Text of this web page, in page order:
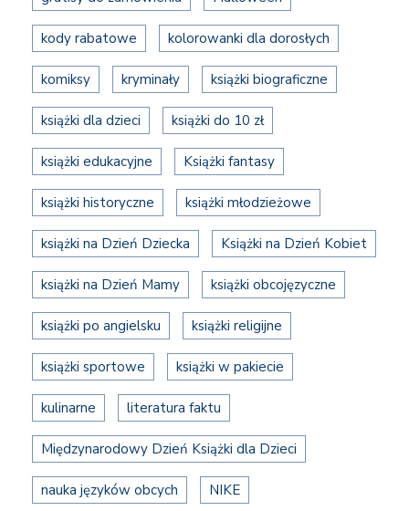
kody rabatowe kolorowanki dla dorosłych
komiksy kryminały książki biograficzne
książki dla dzieci książki do 10 zł
książki edukacyjne Książki fantasy
książki historyczne książki młodzieżowe
książki na Dzień Dziecka Książki na Dzień Kobiet
książki na Dzień Mamy książki obcojęzyczne
książki po angielsku książki religijne
książki sportowe książki w pakiecie
kulinarne literatura faktu
Międzynarodowy Dzień Książki dla Dzieci
nauka języków obcych NIKE